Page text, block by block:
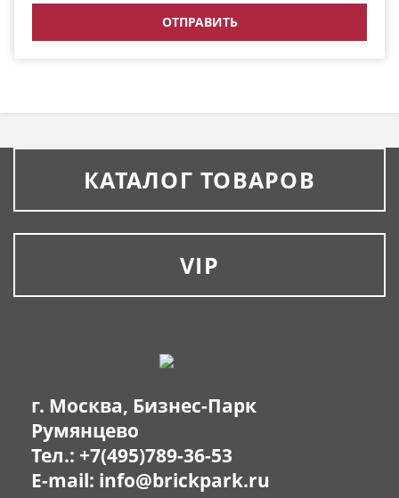
КАТАЛОГ ТОВАРОВ
VIP
г. Москва, Бизнес-Парк
Румянцево
Тел.: +7(495)789-36-53
E-mail: info@brickpark.ru